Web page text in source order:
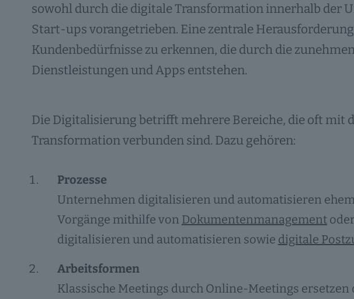
sowohl durch die digitale Transformation innerhalb der
Start-ups vorangetrieben. Eine zentrale
Kundenbedürfnisse zu erkennen, die durch die
Dienstleistungen und Apps entstehen.
Die Digitalisierung betrifft mehrere Bereiche, die oft mit
Transformation verbunden sind. Dazu gehören:
Prozesse
Unternehmen digitalisieren und automatisieren
Vorgänge mithilfe von Dokumentenmanagement
digitalisieren und automatisieren sowie digitale
Arbeitsformen
Klassische Meetings durch Online-Meetings